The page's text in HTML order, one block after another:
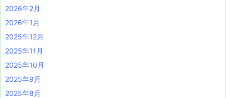
2026年2月
2026年1月
2025年12月
2025年11月
2025年10月
2025年9月
2025年8月